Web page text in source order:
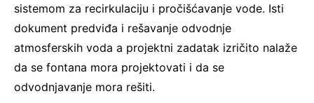
sistemom za recirkulaciju i pročišćavanje vode. Isti
dokument predviđa i rešavanje odvodnje
atmosferskih voda a projektni zadatak izričito nalaže
da se fontana mora projektovati i da se
odvodnjavanje mora rešiti.